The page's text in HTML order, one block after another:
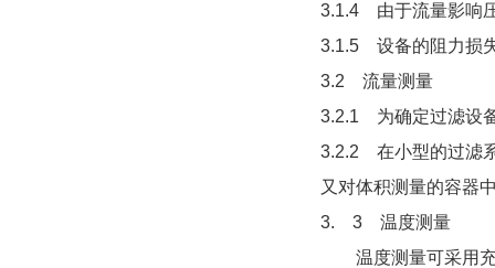
3.1.4 由于流量影响
3.1.5 设备的阻力损
3.2 流量测量
3.2.1 为确定过滤设
3.2.2 在小型的过滤
又对体积测量的容器
3. 3 温度测量
温度测量可采用充